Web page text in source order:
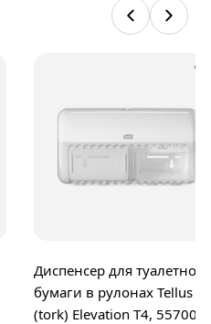
Диспенсер для туалетной
бумаги в рулонах Tellus
(tork) Elevation T4, 557000,